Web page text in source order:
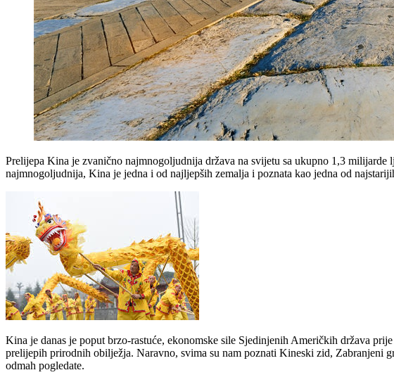
Prelijepa Kina je zvanično najmnogoljudnija država na svijetu sa ukupno 1,3
najmnogoljudnija, Kina je jedna i od najljepših zemalja i poznata kao jedna od
Kina je danas je poput brzo-rastuće, ekonomske sile Sjedinjenih Američkih država
prelijepih prirodnih obilježja. Naravno, svima su nam poznati Kineski zid, Zabranjeni
odmah pogledate.